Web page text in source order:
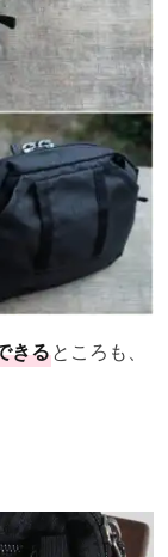
きるところも、